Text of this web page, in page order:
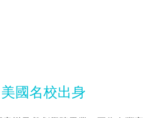
國名校出身